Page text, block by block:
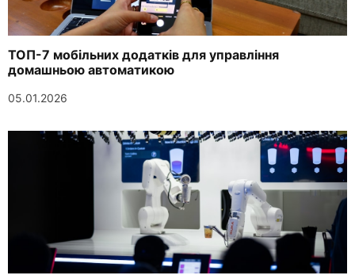
ТОП-7 мобільних додатків для управління
домашньою автоматикою
05.01.2026